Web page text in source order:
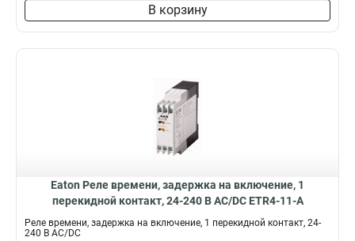
В корзину
Eaton Реле времени, задержка на включение, 1
перекидной контакт, 24-240 В АС/DC ETR4-11-A
Реле времени, задержка на включение, 1 перекидной контакт, 24-
240 В АС/DC